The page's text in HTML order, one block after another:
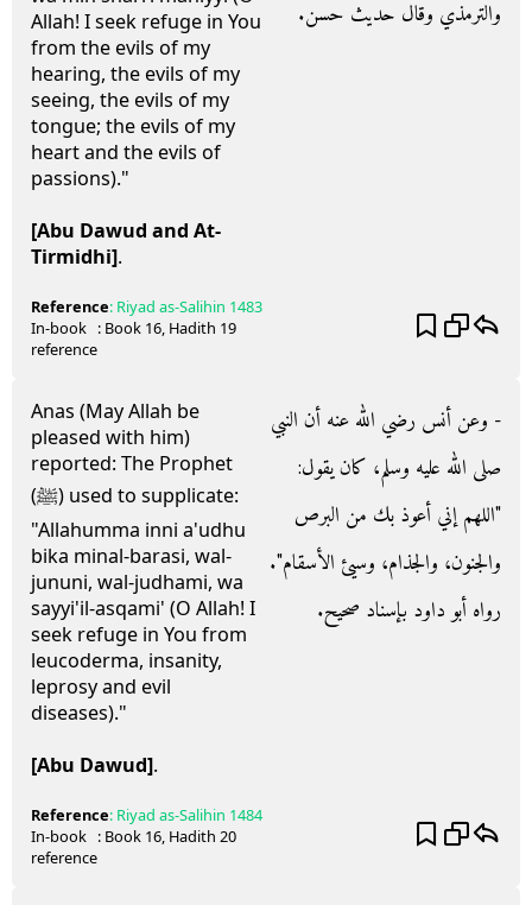
Allah! I seek refuge in You
from the evils of my
hearing, the evils of my
seeing, the evils of my
tongue; the evils of my
heart and the evils of
passions)."
[Abu Dawud and At-
Tirmidhi].
والترمذي وقال حديث حسن‏.‏
Reference: Riyad as-Salihin 1483
In-book
reference
: Book 16, Hadith 19
Anas (May Allah be
pleased with him)
reported: The Prophet
(ﷺ) used to supplicate:
"Allahumma inni a'udhu
bika minal-barasi, wal-
jununi, wal-judhami, wa
sayyi'il-asqami' (O Allah! I
seek refuge in You from
leucoderma, insanity,
leprosy and evil
diseases)."
[Abu Dawud].
- وعن أنس رضي الله عنه أن النبي
صلى الله عليه وسلم، كان يقول‏:‏
‏"‏اللهم إني أعوذ بك من البرص
والجنون، والجذام، وسيئ الأسقام‏"‏‏.‏
رواه أبو داود بإسناد صحيح‏.‏
Reference: Riyad as-Salihin 1484
In-book
reference
: Book 16, Hadith 20